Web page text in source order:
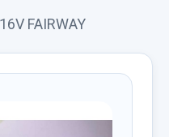
FAIRWAY